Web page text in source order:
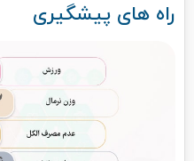
راه های پیشگیری